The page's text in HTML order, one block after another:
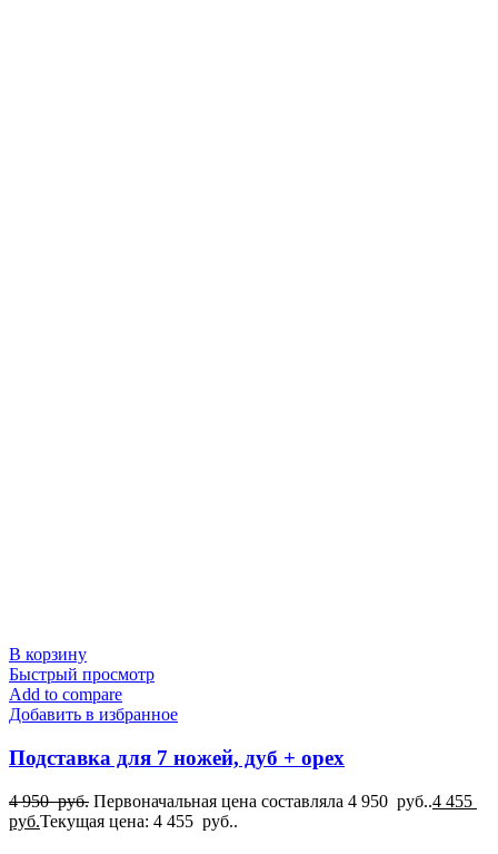
В корзину
Быстрый просмотр
Add to compare
Добавить в избранное
Подставка для 7 ножей, дуб + орех
4 950руб. Первоначальная цена составляла 4 950 руб..4 455
руб.Текущая цена: 4 455 руб..